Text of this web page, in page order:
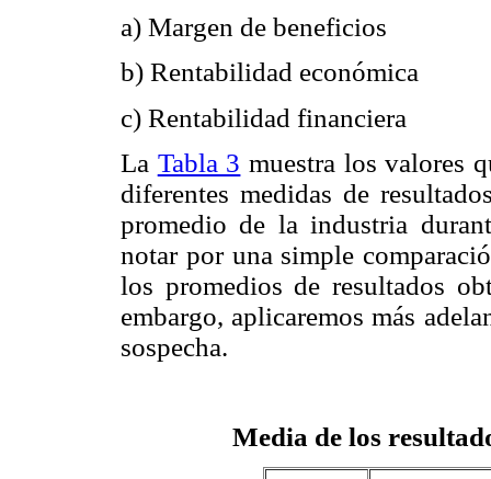
a) Margen de beneficios
b) Rentabilidad económica
c) Rentabilidad financiera
La Tabla 3 muestra los valores
diferentes medidas de
promedio de la industria
notar por una simple
los promedios de resultados
embargo, aplicaremos más
sospecha.
Media de los